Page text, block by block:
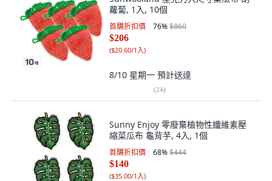
蘿蔔, 1入, 10個
首購折扣價 76%$860
$206
($20.60/1入)
8/10 星期一 預計送達
(24)
Sunny Enjoy 零廢棄植物性纖維素壓
縮菜瓜布 龜背芋, 4入, 1個
首購折扣價 68%$444
$140
($35.00/1入)